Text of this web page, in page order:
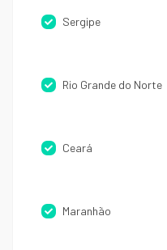
Sergipe
Rio Grande do Norte
Ceará
Maranhão